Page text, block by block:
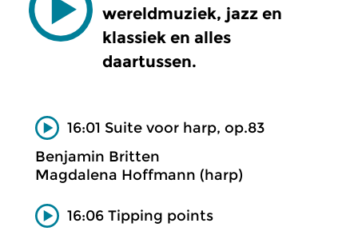
wereldmuziek, jazz en
klassiek en alles
daartussen.
16:01 Suite voor harp, op.83
Benjamin Britten
Magdalena Hoffmann (harp)
16:06 Tipping points